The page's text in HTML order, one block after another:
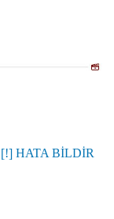
[!] HATA BİLDİR